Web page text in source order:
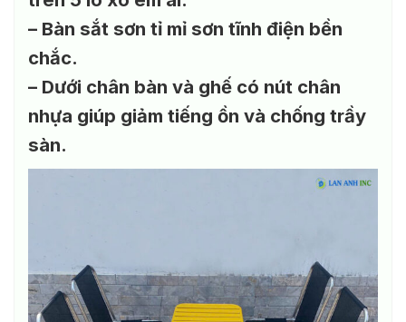
– Bàn sắt sơn tỉ mỉ sơn tĩnh điện bền
chắc.
– Dưới chân bàn và ghế có nút chân
nhựa giúp giảm tiếng ồn và chống trầy
sàn.